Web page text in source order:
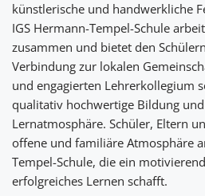
künstlerische und handwerkliche
IGS Hermann-Tempel-Schule
zusammen und bietet den
Verbindung zur lokalen
und engagierten Lehrerkollegium
qualitativ hochwertige Bildung
Lernatmosphäre. Schüler, Eltern
offene und familiäre Atmosphäre
Tempel-Schule, die ein
erfolgreiches Lernen schafft.